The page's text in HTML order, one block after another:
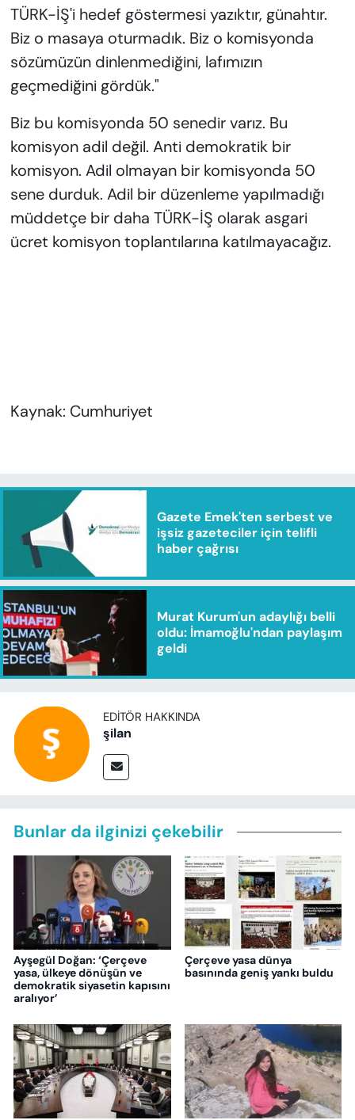
TÜRK-İŞ'i hedef göstermesi yazıktır, günahtır.
Biz o masaya oturmadık. Biz o komisyonda
sözümüzün dinlenmediğini, lafımızın
geçmediğini gördük."
Biz bu komisyonda 50 senedir varız. Bu
komisyon adil değil. Anti demokratik bir
komisyon. Adil olmayan bir komisyonda 50
sene durduk. Adil bir düzenleme yapılmadığı
müddetçe bir daha TÜRK-İŞ olarak asgari
ücret komisyon toplantılarına katılmayacağız.
Kaynak: Cumhuriyet
Gazete Emek'ten serbest ve
işsiz gazeteciler için telifli
haber çağrısı
Murat Kurum'un adaylığı belli
oldu: İmamoğlu'ndan paylaşım
geldi
EDITÖR HAKKINDA
şilan
Bunlar da ilginizi çekebilir
Ayşegül Doğan: ‘Çerçeve
yasa, ülkeye dönüşün ve
demokratik siyasetin kapısını
aralıyor’
Çerçeve yasa dünya
basınında geniş yankı buldu